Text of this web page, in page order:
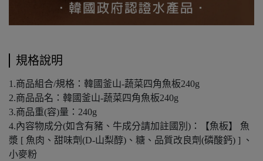
規格說明
1.商品組合/規格：韓國釜山-蔬菜四角魚板240g
2.商品品名：韓國釜山-蔬菜四角魚板240g
3.商品重(容)量：240g
4.內容物成分(如含有豬、牛成分請加註國別)：【魚板】 魚
漿 [ 魚肉、甜味劑(D-山梨醇)、糖、品質改良劑(磷酸鈣) ] 、
小麥粉